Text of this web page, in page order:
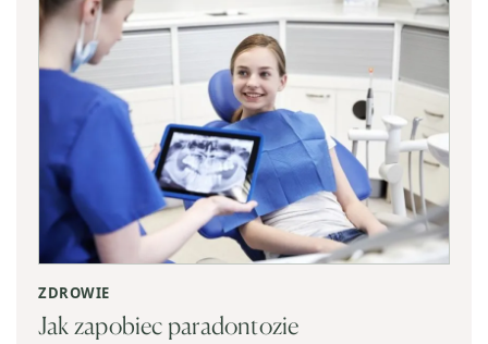
ZDROWIE
Jak zapobiec paradontozie